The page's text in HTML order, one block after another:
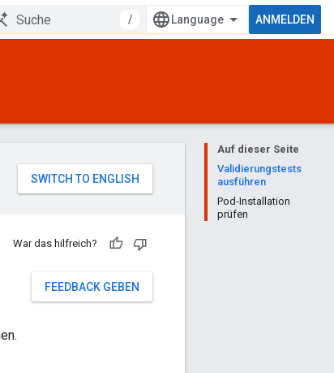
/ ANMELDEN
Auf dieser Seite
Validierungstests
ausführen
Pod-Installation
prüfen
War das hilfreich?
FEEDBACK GEBEN